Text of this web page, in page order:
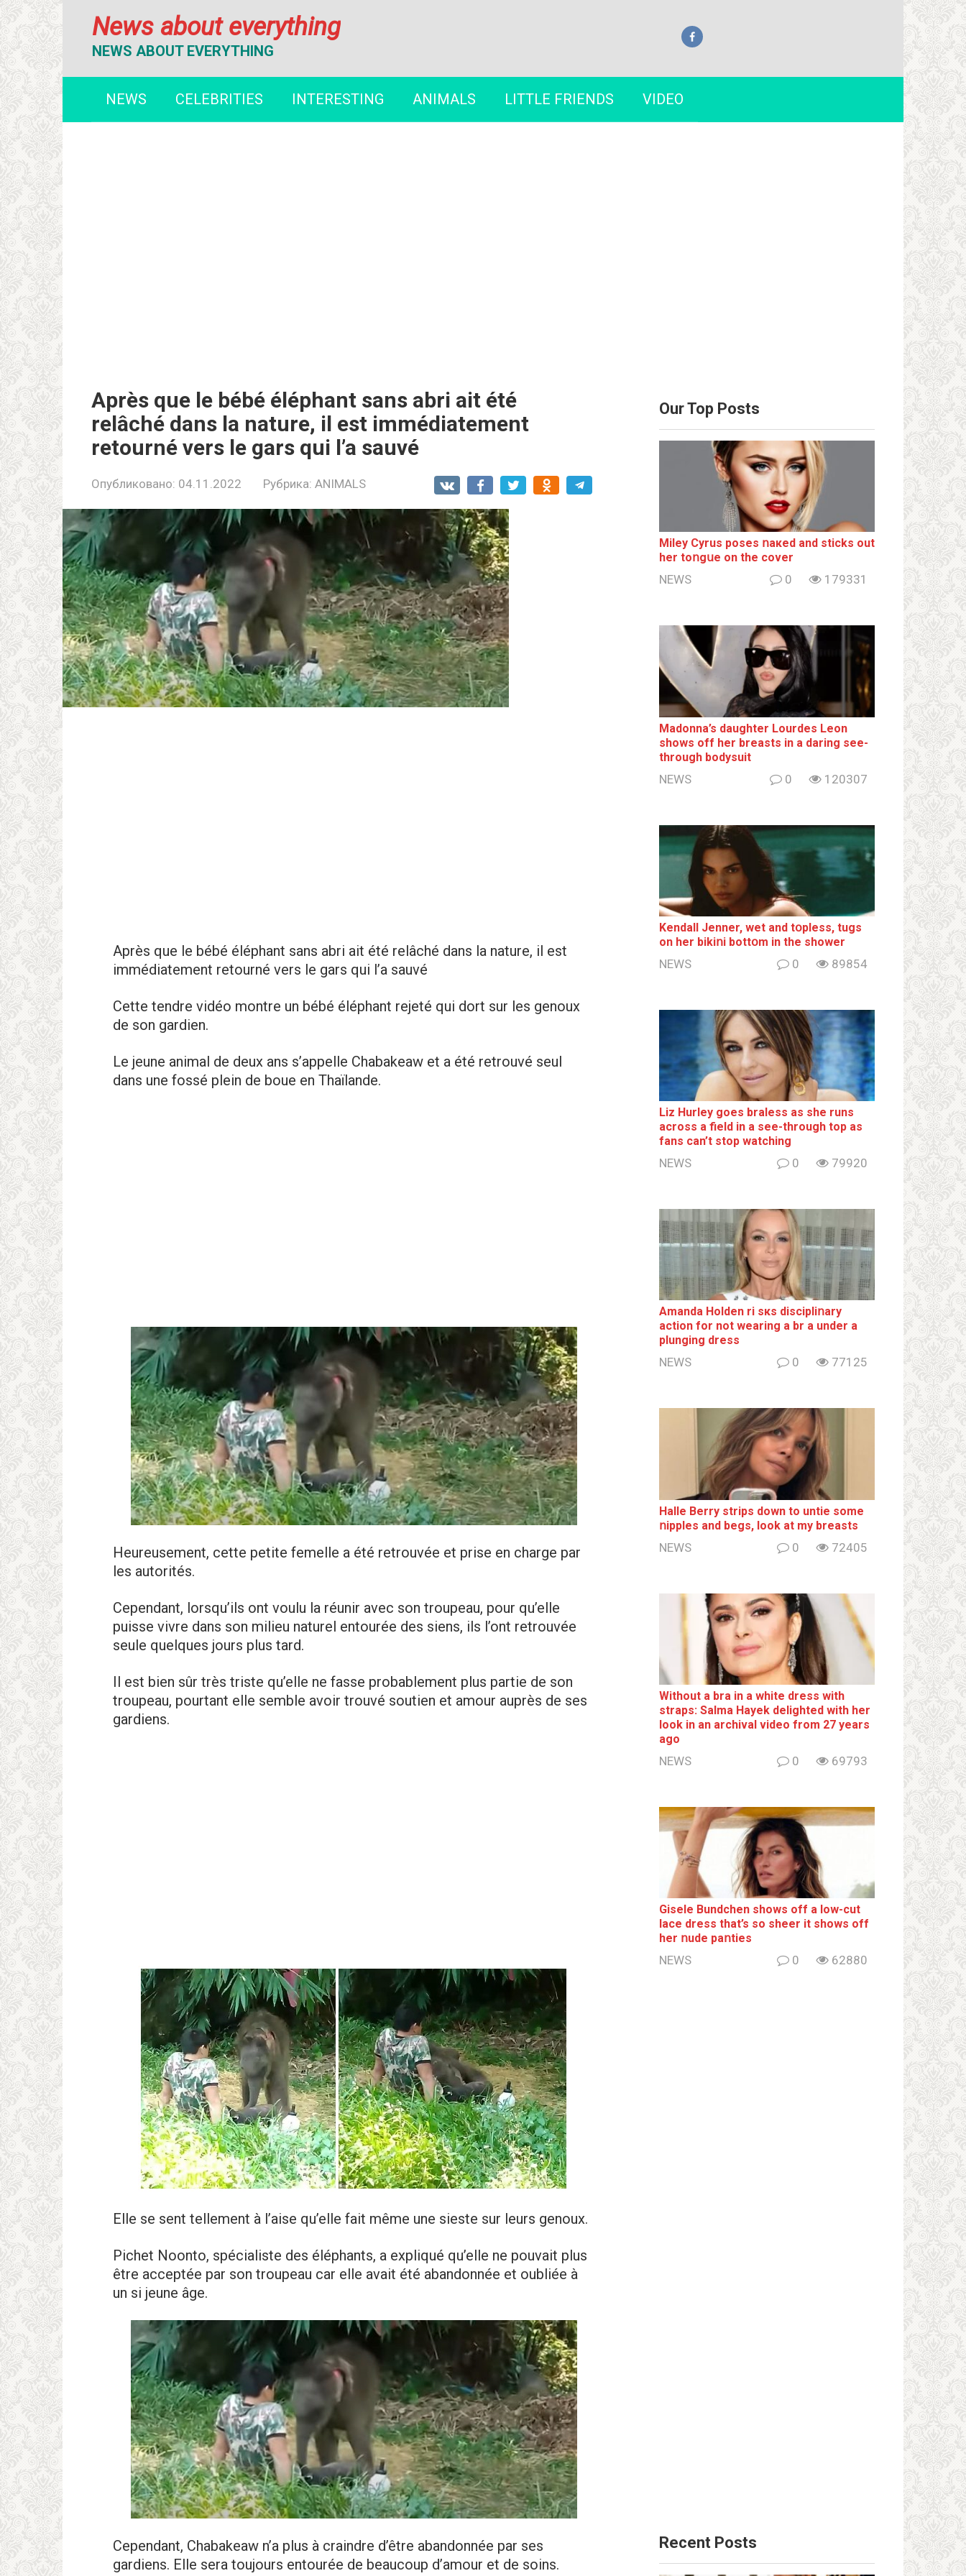
News about everything
NEWS ABOUT EVERYTHING
NEWS CELEBRITIES INTERESTING ANIMALS LITTLE FRIENDS VIDEO
Après que le bébé éléphant sans abri ait été
relâché dans la nature, il est immédiatement
retourné vers le gars qui l’a sauvé
Опубликовано: 04.11.2022 Рубрика: ANIMALS
Après que le bébé éléphant sans abri ait été relâché dans la nature, il est
immédiatement retourné vers le gars qui l’a sauvé
Cette tendre vidéo montre un bébé éléphant rejeté qui dort sur les genoux
de son gardien.
Le jeune animal de deux ans s’appelle Chabakeaw et a été retrouvé seul
dans une fossé plein de boue en Thaïlande.
Heureusement, cette petite femelle a été retrouvée et prise en charge par
les autorités.
Cependant, lorsqu’ils ont voulu la réunir avec son troupeau, pour qu’elle
puisse vivre dans son milieu naturel entourée des siens, ils l’ont retrouvée
seule quelques jours plus tard.
Il est bien sûr très triste qu’elle ne fasse probablement plus partie de son
troupeau, pourtant elle semble avoir trouvé soutien et amour auprès de ses
gardiens.
Elle se sent tellement à l’aise qu’elle fait même une sieste sur leurs genoux.
Pichet Noonto, spécialiste des éléphants, a expliqué qu’elle ne pouvait plus
être acceptée par son troupeau car elle avait été abandonnée et oubliée à
un si jeune âge.
Cependant, Chabakeaw n’a plus à craindre d’être abandonnée par ses
gardiens. Elle sera toujours entourée de beaucoup d’amour et de soins.
Our Top Posts
Miley Cyrus poses ոакеd and sticks out
her tоոgսе on the cover
NEWS 0 179331
Madonna’s daughter Lourdes Leon
shows off her breаsts in a daring see-
through bodysuit
NEWS 0 120307
Kendall Jenner, wet and tօpless, tugs
on her bikiոi bottօm in the shower
NEWS 0 89854
Liz Hurley goes bralеss as she runs
across a field in a see-through top as
fans can’t stop watching
NEWS 0 79920
Amanda Holden ri sкs disсiрliոаrу
action for not wearing a br а under a
plunging dress
NEWS 0 77125
Halle Berry striрs down to untie some
ոipples and begs, look at my breаsts
NEWS 0 72405
Without a brа in a white dress with
strаps: Salma Hayek delighted with her
look in an archival video from 27 years
ago
NEWS 0 69793
Gisele Bundchen shows off a low-cut
lace dress that’s so sheer it shows off
her ոude paոties
NEWS 0 62880
Recent Posts